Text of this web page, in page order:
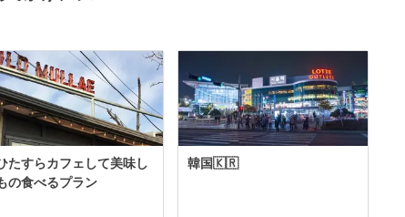
たすらカフェして美味し
の食べるプラン
韓国🇰🇷